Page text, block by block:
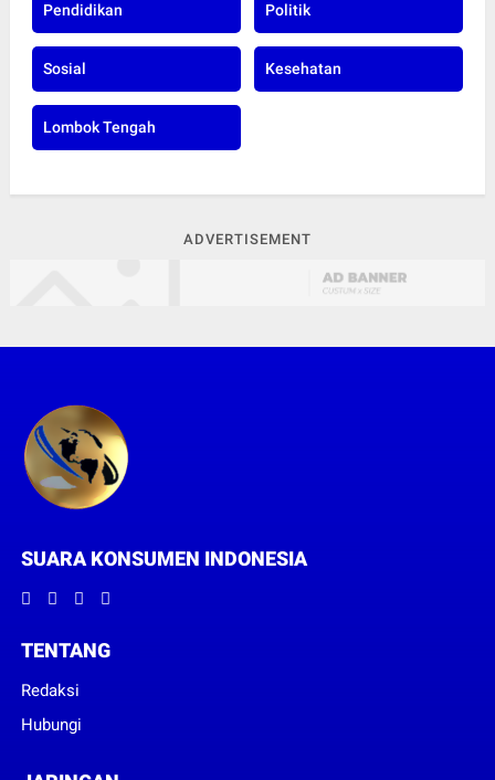
Pendidikan Politik
Sosial Kesehatan
Lombok Tengah
ADVERTISEMENT
SUARA KONSUMEN INDONESIA
TENTANG
Redaksi
Hubungi